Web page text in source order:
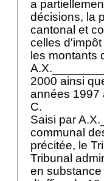
a
décisions, la
cantonal et
celles
les montants
2000 ainsi
années 1997
C.
Saisi par
communal
précitée, le
Tribunal
en